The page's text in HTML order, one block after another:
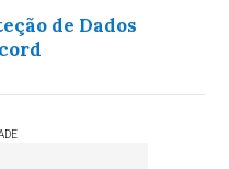
de Dados